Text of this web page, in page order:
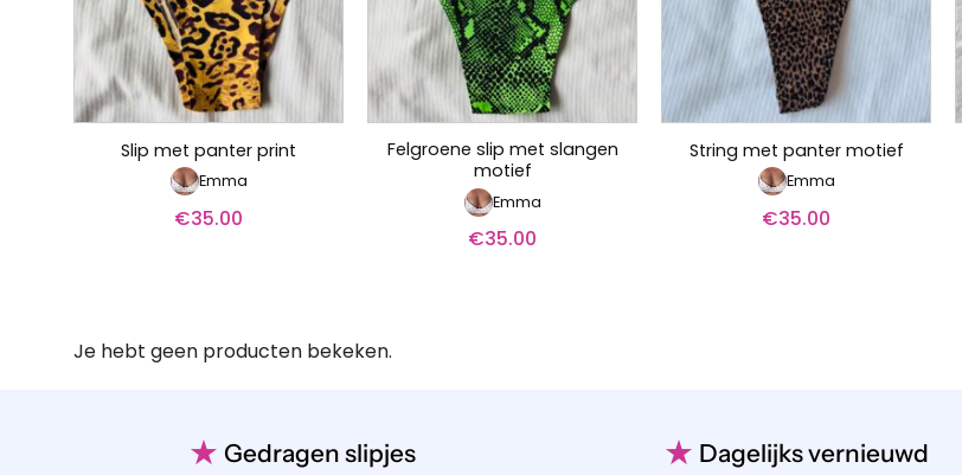
Slip met panter print
Emma
€35.00
Felgroene slip met slangen
motief
Emma
€35.00
String met panter motief
Emma
€35.00
Je hebt geen producten bekeken.
★ Gedragen slipjes ★ Dagelijks vernieuwd